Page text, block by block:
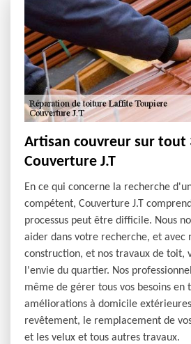
Artisan couvreur sur tout
Couverture J.T
En ce qui concerne la recherche
compétent, Couverture J.T
processus peut être difficile. Nous
aider dans votre recherche, et avec
construction, et nos travaux de toit,
l'envie du quartier. Nos
même de gérer tous vos besoins en
améliorations à domicile
revêtement, le remplacement de
et les velux et tous autres travaux.